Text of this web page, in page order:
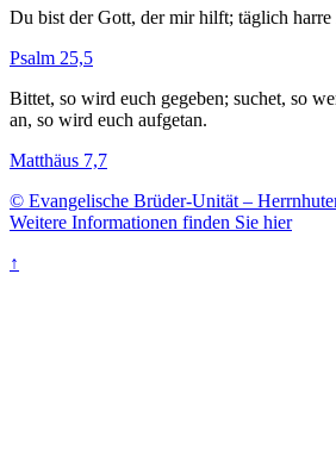
Du bist der Gott, der mir hilft; täglich harre
Psalm 25,5
Bittet, so wird euch gegeben; suchet, so
an, so wird euch aufgetan.
Matthäus 7,7
© Evangelische Brüder-Unität –
Weitere Informationen finden Sie hier
↑